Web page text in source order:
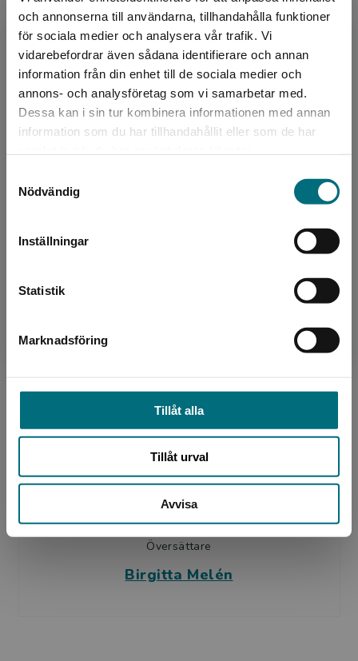
och annonserna till användarna, tillhandahålla funktioner
för sociala medier och analysera vår trafik. Vi
vidarebefordrar även sådana identifierare och annan
information från din enhet till de sociala medier och
annons- och analysföretag som vi samarbetar med.
Dessa kan i sin tur kombinera informationen med annan
information som du har tillhandahållit eller som de har
Nödvändig
Inställningar
Statistik
Marknadsföring
Tillåt alla
Tillåt urval
Avvisa
Begränsad fraktregion
Det verkar som att du besöker
nyponochviljaforlag.se via en enhet utanför
Sverige. För att kunna slutföra ett köp måste
ISBN:
9789179877040
Utgivningsår:
2022
Artikelnummer:
45371-01
Upplaga:
Första
Sidantal:
40
Marie Pearson
Översättare
Birgitta Melén